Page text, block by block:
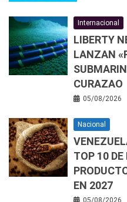
Internacional
LIBERTY
LANZAN
CURAZAO
05/08/2026
Nacional
TOP 10 DE
EN 2027
05/08/2026